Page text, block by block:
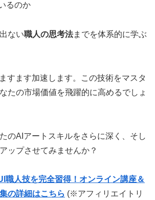
るのか
ない職人の思考法までを体系的に学ぶ
すます加速します。この技術をマスタ
たの市場価値を飛躍的に高めるでしょ
のAIアートスキルをさらに深く、そし
ップさせてみませんか？
職人技を完全習得！オンライン講座＆
の詳細はこちら (※アフィリエイトリ